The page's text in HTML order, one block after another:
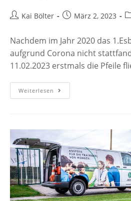
Kai Bölter März 2, 2023
Nachdem im Jahr 2020 das
aufgrund Corona nicht
11.02.2023 erstmals die Pfeile
Weiterlesen